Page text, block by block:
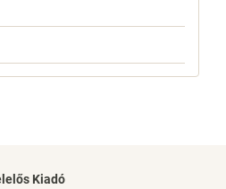
Kiadó